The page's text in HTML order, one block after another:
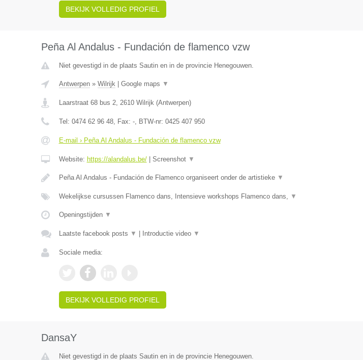
BEKIJK VOLLEDIG PROFIEL
Peña Al Andalus - Fundación de flamenco vzw
Niet gevestigd in de plaats Sautin en in de provincie Henegouwen.
Antwerpen» Wilrijk| Google maps ▼
Laarstraat 68 bus 2, 2610 Wilrijk(Antwerpen)
Tel: 0474 62 96 48, Fax: -, BTW-nr: 0425 407 950
E-mail › Peña Al Andalus - Fundación de flamenco vzw
Website: https://alandalus.be/| Screenshot ▼
Peña Al Andalus - Fundación de Flamenco organiseert onder de artistieke ▼
Wekelijkse cursussen Flamenco dans, Intensieve workshops Flamenco dans, ▼
Openingstijden ▼
Laatste facebook posts ▼ Introductie video ▼
Sociale media:
BEKIJK VOLLEDIG PROFIEL
DansaY
Niet gevestigd in de plaats Sautin en in de provincie Henegouwen.